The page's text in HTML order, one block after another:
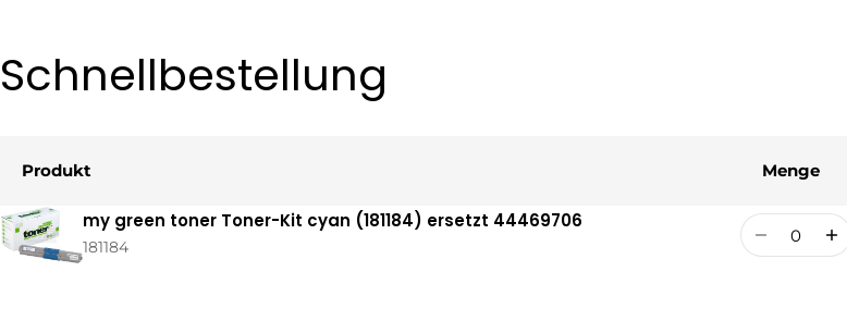
Schnellbestellung
Ihr
Warenkorb
Produkt Menge
my green toner Toner-Kit cyan (181184) ersetzt 44469706
181184
Menge